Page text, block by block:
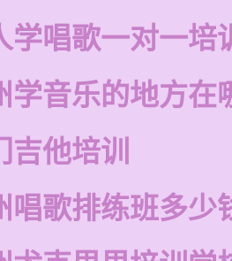
学唱歌一对一培
学音乐的地方在
吉他培训
唱歌排练班多少